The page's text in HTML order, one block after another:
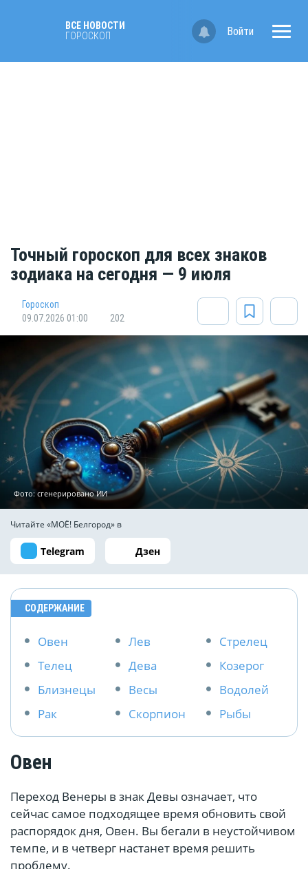
ВСЕ НОВОСТИ
ГОРОСКОП
Войти
Точный гороскоп для всех знаков
зодиака на сегодня — 9 июля
Гороскоп
09.07.2026 01:00
202
Фото: сгенерировано ИИ
Читайте «МОЁ! Белгород» в
Telegram Дзен
СОДЕРЖАНИЕ
Овен
Телец
Близнецы
Рак
Лев
Дева
Весы
Скорпион
Стрелец
Козерог
Водолей
Рыбы
Овен
Переход Венеры в знак Девы означает, что
сейчас самое подходящее время обновить свой
распорядок дня, Овен. Вы бегали в неустойчивом
темпе, и в четверг настанет время решить
проблему.